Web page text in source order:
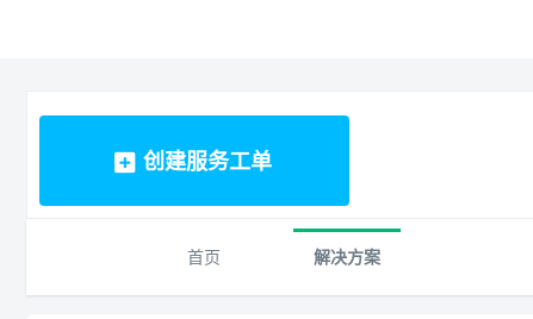
创建服务工单
首页 解决方案